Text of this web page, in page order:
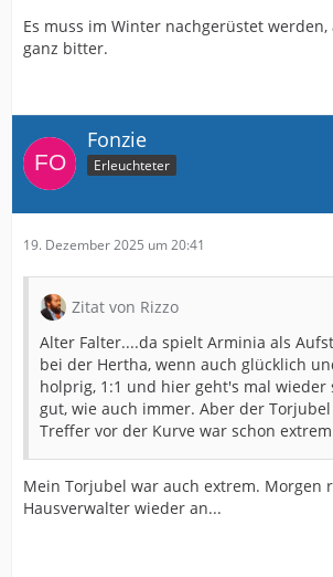
Es muss im Winter nachgerüstet
ganz bitter.
Fonzie
Erleuchteter
19. Dezember 2025 um 20:41
Zitat von Rizzo
Alter Falter....da spielt Arminia als
bei der Hertha, wenn auch glücklich
holprig, 1:1 und hier geht's mal wieder
gut, wie auch immer. Aber der
Treffer vor der Kurve war schon
Mein Torjubel war auch extrem. Morgen
Hausverwalter wieder an...